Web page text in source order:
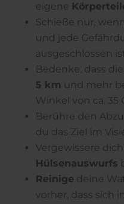
eigene
Schieße nur,
und jede
ausgeschlossen
Bedenke, dass
5 km und mehr
Winkel von ca. 35
Berühre den
du das Ziel im
Vergewissere
Hülsenauswurfs
Reinige deine
vorher, dass sich